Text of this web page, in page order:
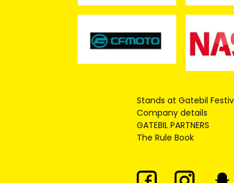
Stands at Gatebil
Company details
GATEBIL PARTNERS
The Rule Book